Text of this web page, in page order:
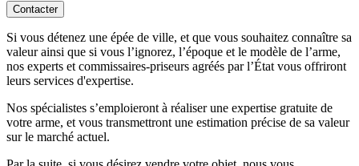
Contacter
Si vous détenez une épée de ville, et que vous souhaitez connaître sa
valeur ainsi que si vous l’ignorez, l’époque et le modèle de l’arme,
nos experts et commissaires-priseurs agréés par l’État vous offriront
leurs services d'expertise.
Nos spécialistes s’emploieront à réaliser une expertise gratuite de
votre arme, et vous transmettront une estimation précise de sa valeur
sur le marché actuel.